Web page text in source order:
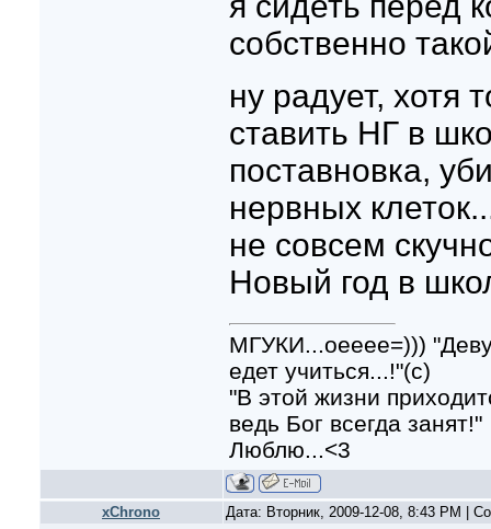
собственно
ну радует, хотя
ставить НГ в
поставновка,
нервных
не совсем
Новый год в
МГУКИ...оееее=)))
едет учиться...!"(с)
"В этой жизни
ведь Бог всегда занят!"
Люблю...<3
xChrono Дата: Вторник, 2009-12-08, 8:43 PM |